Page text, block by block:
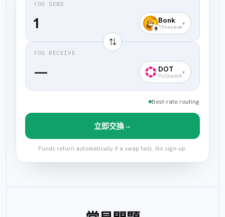
YOU SEND
Bonk
Ethereum
▾
⇅
YOU RECEIVE
— DOT
Polkadot
▾
Best-rate routing
立即交換→
Funds return automatically if a swap fails. No sign-up.